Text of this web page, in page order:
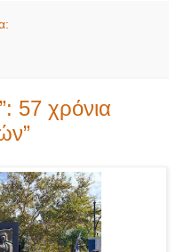
57 χρόνια